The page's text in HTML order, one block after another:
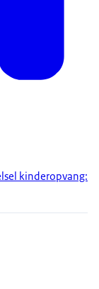
kinderopvang: